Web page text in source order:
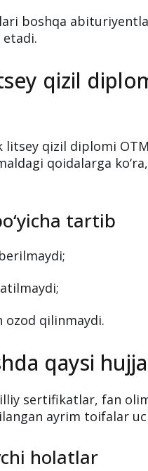
boshqa
qizil
litsey qizil diplomi
qoidalarga
tartib
ozod qilinmaydi.
qaysi
sertifikatlar, fan
ayrim toifalar
holatlar